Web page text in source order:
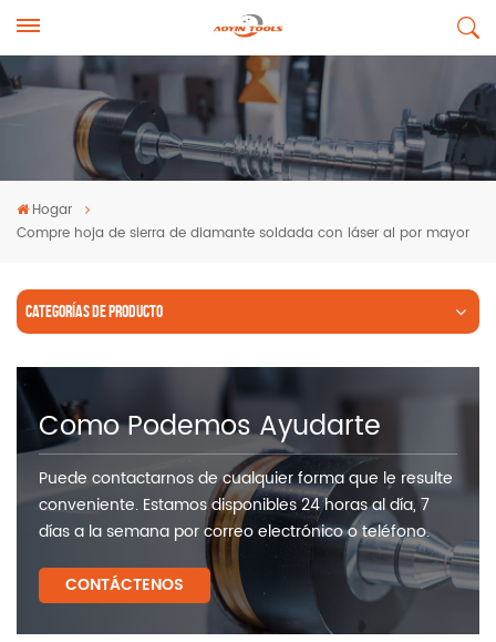
Hogar
Compre hoja de sierra de diamante soldada con láser al por mayor
CATEGORÍAS DE PRODUCTO
Como Podemos Ayudarte
Puede contactarnos de cualquier forma que le resulte
conveniente. Estamos disponibles 24 horas al día, 7
días a la semana por correo electrónico o teléfono.
CONTÁCTENOS